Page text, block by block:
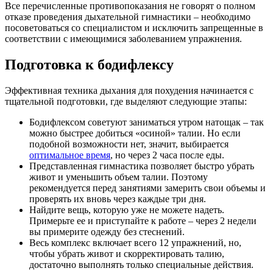
Все перечисленные противопоказания не говорят о полном
отказе проведения дыхательной гимнастики – необходимо
посоветоваться со специалистом и исключить запрещенные в
соответствии с имеющимися заболеванием упражнения.
Подготовка к бодифлексу
Эффективная техника дыхания для похудения начинается с
тщательной подготовки, где выделяют следующие этапы:
Бодифлексом советуют заниматься утром натощак – так
можно быстрее добиться «осиной» талии. Но если
подобной возможности нет, значит, выбирается
оптимальное время, но через 2 часа после еды.
Представленная гимнастика позволяет быстро убрать
живот и уменьшить объем талии. Поэтому
рекомендуется перед занятиями замерить свои объемы и
проверять их вновь через каждые три дня.
Найдите вещь, которую уже не можете надеть.
Примерьте ее и приступайте к работе – через 2 недели
вы примерите одежду без стеснений.
Весь комплекс включает всего 12 упражнений, но,
чтобы убрать живот и скорректировать талию,
достаточно выполнять только специальные действия.